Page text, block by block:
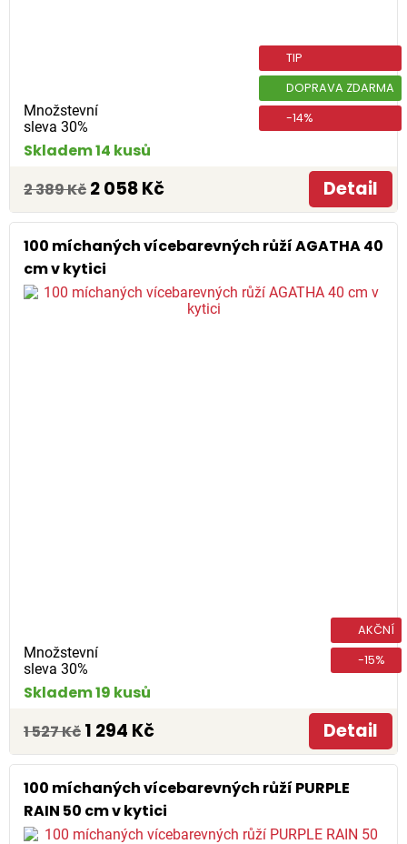
Množstevní
sleva 30%
TIP
DOPRAVA ZDARMA
-14%
Skladem 14 kusů
2 389 Kč 2 058 Kč Detail
100 míchaných vícebarevných růží AGATHA 40
cm v kytici
Množstevní
sleva 30%
AKČNÍ
-15%
Skladem 19 kusů
1 527 Kč 1 294 Kč Detail
100 míchaných vícebarevných růží PURPLE
RAIN 50 cm v kytici